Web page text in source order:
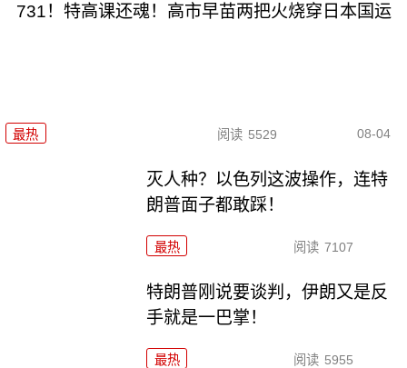
731！特高课还魂！高市早苗两把火烧穿日本国运
最热 阅读 5529 08-04
灭人种？以色列这波操作，连特
朗普面子都敢踩！
最热 阅读 7107
特朗普刚说要谈判，伊朗又是反
手就是一巴掌！
最热 阅读 5955